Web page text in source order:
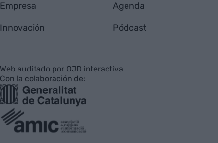
Empresa
Innovación
Agenda
Pódcast
Web auditado por OJD interactiva
Con la colaboración de: